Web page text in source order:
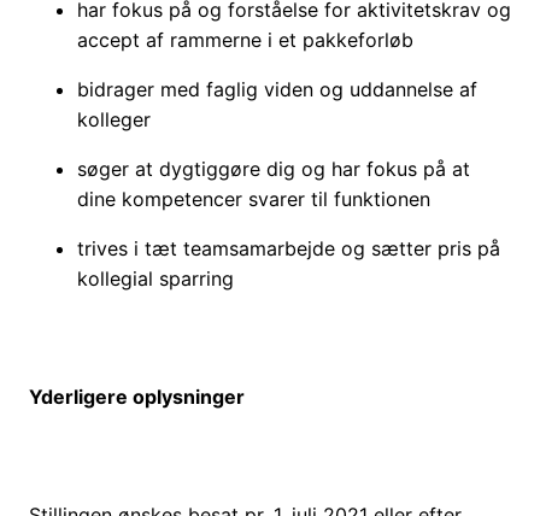
har fokus på og forståelse for aktivitetskrav og
accept af rammerne i et pakkeforløb
bidrager med faglig viden og uddannelse af
kolleger
søger at dygtiggøre dig og har fokus på at
dine kompetencer svarer til funktionen
trives i tæt teamsamarbejde og sætter pris på
kollegial sparring
Yderligere oplysninger